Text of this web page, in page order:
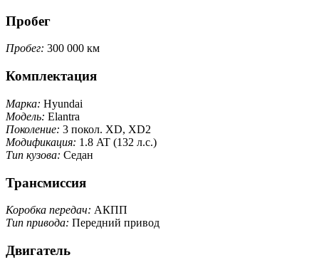
Пробег
Пробег: 300 000 км
Комплектация
Марка: Hyundai
Модель: Elantra
Поколение: 3 покол. XD, XD2
Модификация: 1.8 AT (132 л.с.)
Тип кузова: Седан
Трансмиссия
Коробка передач: АКПП
Тип привода: Передний привод
Двигатель